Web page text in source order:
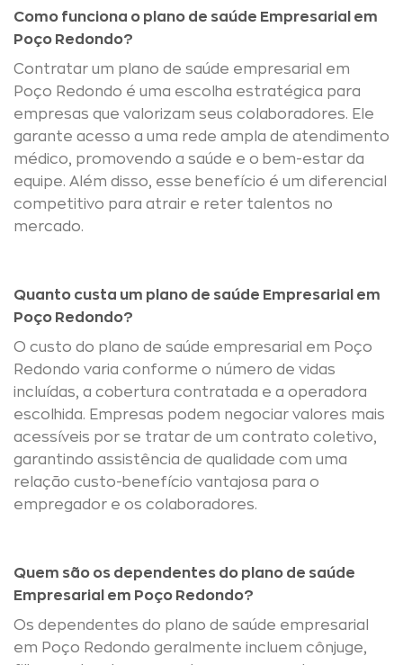
Como funciona o plano de saúde Empresarial em
Poço Redondo?
Contratar um plano de saúde empresarial em
Poço Redondo é uma escolha estratégica para
empresas que valorizam seus colaboradores. Ele
garante acesso a uma rede ampla de atendimento
médico, promovendo a saúde e o bem-estar da
equipe. Além disso, esse benefício é um diferencial
competitivo para atrair e reter talentos no
mercado.
Quanto custa um plano de saúde Empresarial em
Poço Redondo?
O custo do plano de saúde empresarial em Poço
Redondo varia conforme o número de vidas
incluídas, a cobertura contratada e a operadora
escolhida. Empresas podem negociar valores mais
acessíveis por se tratar de um contrato coletivo,
garantindo assistência de qualidade com uma
relação custo-benefício vantajosa para o
empregador e os colaboradores.
Quem são os dependentes do plano de saúde
Empresarial em Poço Redondo?
Os dependentes do plano de saúde empresarial
em Poço Redondo geralmente incluem cônjuge,